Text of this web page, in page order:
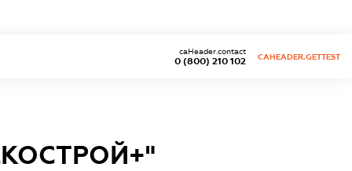
0 (800) 210 102
caHeader.contact
CAHEADER.GETTEST